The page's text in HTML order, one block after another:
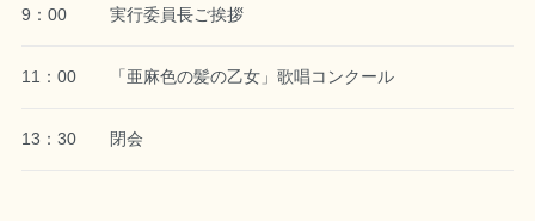
9：00 実行委員長ご挨拶
11：00 「亜麻色の髪の乙女」歌唱コンクール
13：30 閉会